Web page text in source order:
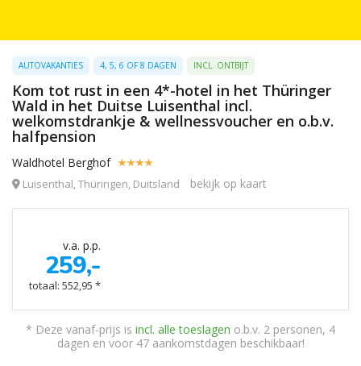
AUTOVAKANTIES 4, 5, 6 OF 8 DAGEN INCL. ONTBIJT
Kom tot rust in een 4*-hotel in het Thüringer
Wald in het Duitse Luisenthal incl.
welkomstdrankje & wellnessvoucher en o.b.v.
halfpension
Waldhotel Berghof
Luisenthal, Thüringen, Duitsland bekijk op kaart
v.a. p.p.
259,-
totaal: 552,95 *
* Deze vanaf-prijs is incl. alle toeslagen o.b.v. 2 personen, 4
dagen en voor 47 aankomstdagen beschikbaar!